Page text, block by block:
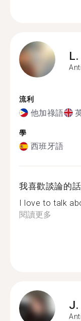
L.
流利
他加祿語
學
西班牙語
我喜歡談論的
I love to talk
閱讀更多
J.